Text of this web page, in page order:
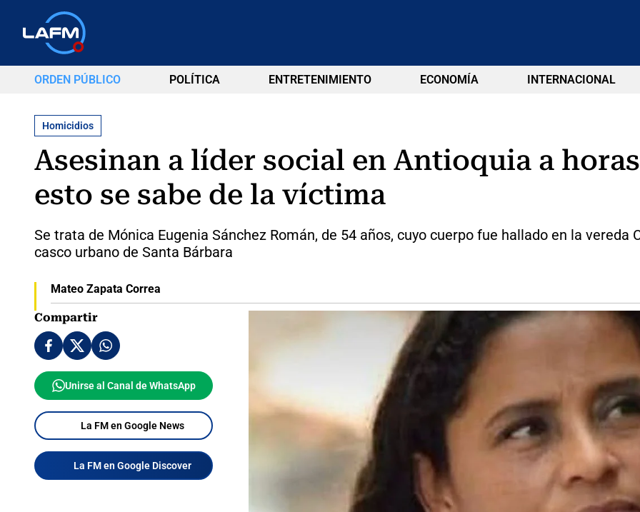
ORDEN PÚBLICO POLÍTICA ENTRETENIMIENTO ECONOMÍA INTERNACIONAL
Homicidios
Asesinan a líder social en Antioquia a
esto se sabe de la víctima
Se trata de Mónica Eugenia Sánchez Román, de 54 años, cuyo cuerpo fue hallado en la
casco urbano de Santa Bárbara
Mateo Zapata Correa
Compartir
Unirse al Canal de WhatsApp
La FM en Google News
La FM en Google Discover